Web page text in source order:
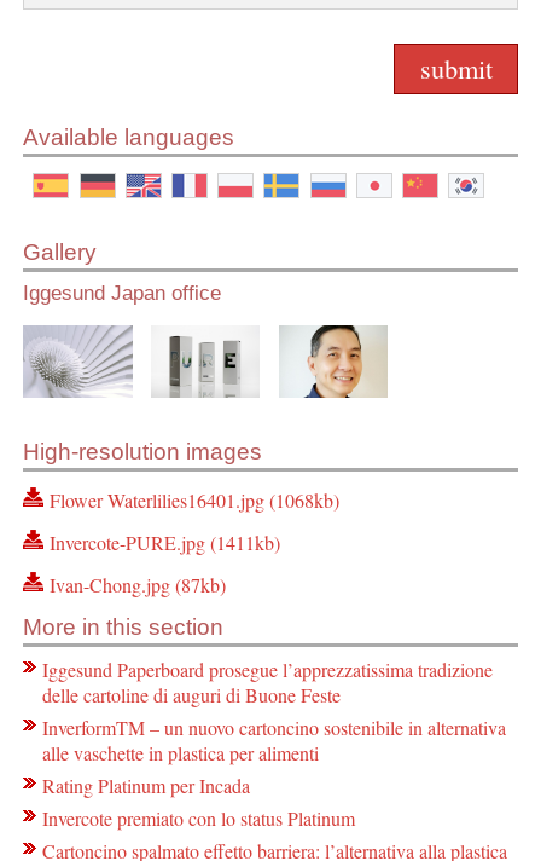
Available languages
Gallery
Iggesund Japan office
High-resolution images
Flower Waterlilies16401.jpg (1068kb)
Invercote-PURE.jpg (1411kb)
Ivan-Chong.jpg (87kb)
More in this section
Iggesund Paperboard prosegue l’apprezzatissima tradizione
delle cartoline di auguri di Buone Feste
InverformTM – un nuovo cartoncino sostenibile in alternativa
alle vaschette in plastica per alimenti
Rating Platinum per Incada
Invercote premiato con lo status Platinum
Cartoncino spalmato effetto barriera: l’alternativa alla plastica